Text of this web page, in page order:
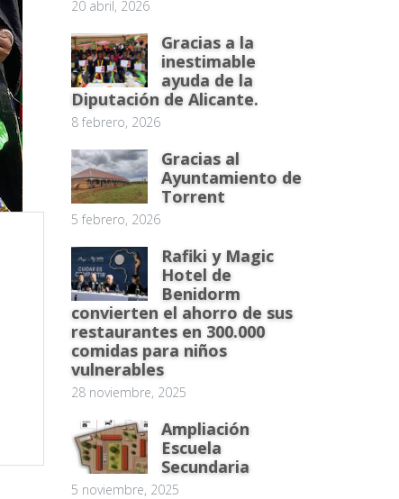
20 abril, 2026
Gracias a la
inestimable
ayuda de la
Diputación de Alicante.
8 febrero, 2026
Gracias al
Ayuntamiento de
Torrent
5 febrero, 2026
Rafiki y Magic
Hotel de
Benidorm
convierten el ahorro de sus
restaurantes en 300.000
comidas para niños
vulnerables
28 noviembre, 2025
Ampliación
Escuela
Secundaria
5 noviembre, 2025